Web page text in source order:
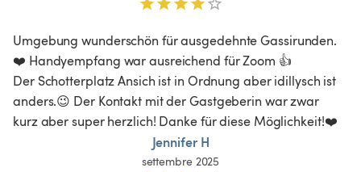
Umgebung wunderschön für ausgedehnte Gassirunden.
❤️ Handyempfang war ausreichend für Zoom 👍
Der Schotterplatz Ansich ist in Ordnung aber idillysch ist
anders.😉 Der Kontakt mit der Gastgeberin war zwar
kurz aber super herzlich! Danke für diese Möglichkeit!❤️
Jennifer H
settembre 2025